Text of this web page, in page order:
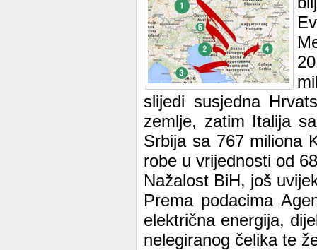
slijedi susjedna
zemlje, zatim Italija
Srbija sa 767 miliona
robe u vrijednosti od
Nažalost BiH, još
Prema podacima
električna energija,
nelegiranog čelika te